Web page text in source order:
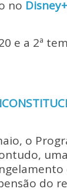
no Disney+
e a 2ª
o
do